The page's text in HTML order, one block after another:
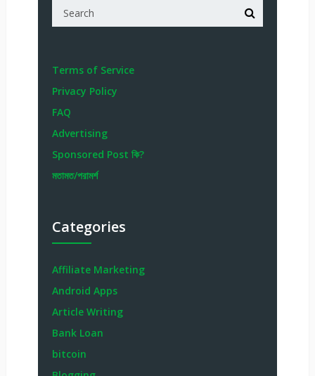
Terms of Service
Privacy Policy
FAQ
Advertising
Sponsored Post কি?
মতামত/পরামর্শ
Categories
Affiliate Marketing
Android Apps
Article Writing
Bank Loan
bitcoin